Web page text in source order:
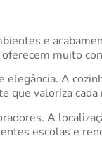
e
muito
elegância. A
que valoriza
A
escolas e